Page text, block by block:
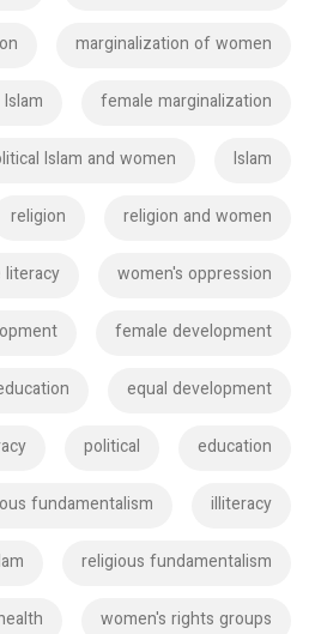
marginalization of women
female marginalization
Islam
Islam and women
religion and women
religion
women's oppression
female development
equal development
education
political
illiteracy
fundamentalism
religious fundamentalism
women's rights groups